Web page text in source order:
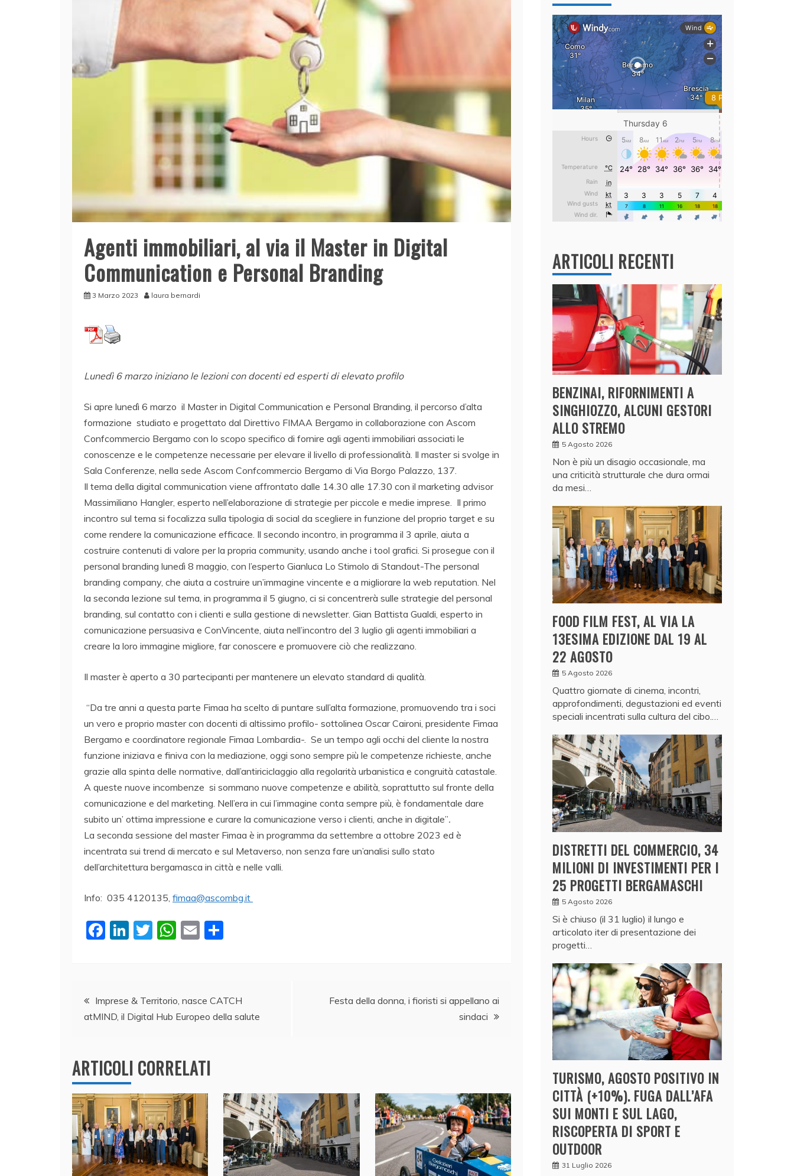
Agenti immobiliari, al via il Master in Digital
Communication e Personal Branding
3 Marzo 2023 laura bernardi
Lunedì 6 marzo iniziano le lezioni con docenti ed esperti di elevato profilo
Si apre lunedì 6 marzo il Master in Digital Communication e Personal Branding, il percorso d’alta
formazione studiato e progettato dal Direttivo FIMAA Bergamo in collaborazione con Ascom
Confcommercio Bergamo con lo scopo specifico di fornire agli agenti immobiliari associati le
conoscenze e le competenze necessarie per elevare il livello di professionalità. Il master si svolge in
Sala Conferenze, nella sede Ascom Confcommercio Bergamo di Via Borgo Palazzo, 137.
Il tema della digital communication viene affrontato dalle 14.30 alle 17.30 con il marketing advisor
Massimiliano Hangler, esperto nell’elaborazione di strategie per piccole e medie imprese. Il primo
incontro sul tema si focalizza sulla tipologia di social da scegliere in funzione del proprio target e su
come rendere la comunicazione efficace. Il secondo incontro, in programma il 3 aprile, aiuta a
costruire contenuti di valore per la propria community, usando anche i tool grafici. Si prosegue con il
personal branding lunedì 8 maggio, con l’esperto Gianluca Lo Stimolo di Standout-The personal
branding company, che aiuta a costruire un’immagine vincente e a migliorare la web reputation. Nel
la seconda lezione sul tema, in programma il 5 giugno, ci si concentrerà sulle strategie del personal
branding, sul contatto con i clienti e sulla gestione di newsletter. Gian Battista Gualdi, esperto in
comunicazione persuasiva e ConVincente, aiuta nell’incontro del 3 luglio gli agenti immobiliari a
creare la loro immagine migliore, far conoscere e promuovere ciò che realizzano.
Il master è aperto a 30 partecipanti per mantenere un elevato standard di qualità.
“Da tre anni a questa parte Fimaa ha scelto di puntare sull’alta formazione, promuovendo tra i soci
un vero e proprio master con docenti di altissimo profilo- sottolinea Oscar Caironi, presidente Fimaa
Bergamo e coordinatore regionale Fimaa Lombardia-. Se un tempo agli occhi del cliente la nostra
funzione iniziava e finiva con la mediazione, oggi sono sempre più le competenze richieste, anche
grazie alla spinta delle normative, dall’antiriciclaggio alla regolarità urbanistica e congruità catastale.
A queste nuove incombenze si sommano nuove competenze e abilità, soprattutto sul fronte della
comunicazione e del marketing. Nell’era in cui l’immagine conta sempre più, è fondamentale dare
subito un’ ottima impressione e curare la comunicazione verso i clienti, anche in digitale”.
La seconda sessione del master Fimaa è in programma da settembre a ottobre 2023 ed è
incentrata sui trend di mercato e sul Metaverso, non senza fare un’analisi sullo stato
dell’architettura bergamasca in città e nelle valli.
Info: 035 4120135, fimaa@ascombg.it
F
b
o
k
Li
dI
n
T
W
A
p
E
vi
di
Navigazione
articoli
Imprese & Territorio, nasce CATCH
atMIND, il Digital Hub Europeo della salute
Festa della donna, i fioristi si appellano ai
sindaci
ARTICOLI CORRELATI
ARTICOLI RECENTI
BENZINAI, RIFORNIMENTI A
SINGHIOZZO, ALCUNI GESTORI
ALLO STREMO
5 Agosto 2026
Non è più un disagio occasionale, ma
una criticità strutturale che dura ormai
da mesi…
FOOD FILM FEST, AL VIA LA
13ESIMA EDIZIONE DAL 19 AL
22 AGOSTO
5 Agosto 2026
Quattro giornate di cinema, incontri,
approfondimenti, degustazioni ed eventi
speciali incentrati sulla cultura del cibo.…
DISTRETTI DEL COMMERCIO, 34
MILIONI DI INVESTIMENTI PER I
25 PROGETTI BERGAMASCHI
5 Agosto 2026
Si è chiuso (il 31 luglio) il lungo e
articolato iter di presentazione dei
progetti…
TURISMO, AGOSTO POSITIVO IN
CITTÀ (+10%). FUGA DALL’AFA
SUI MONTI E SUL LAGO,
RISCOPERTA DI SPORT E
OUTDOOR
31 Luglio 2026